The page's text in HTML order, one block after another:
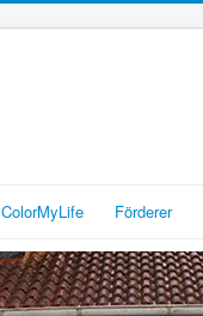
ColorMyLife Förderer